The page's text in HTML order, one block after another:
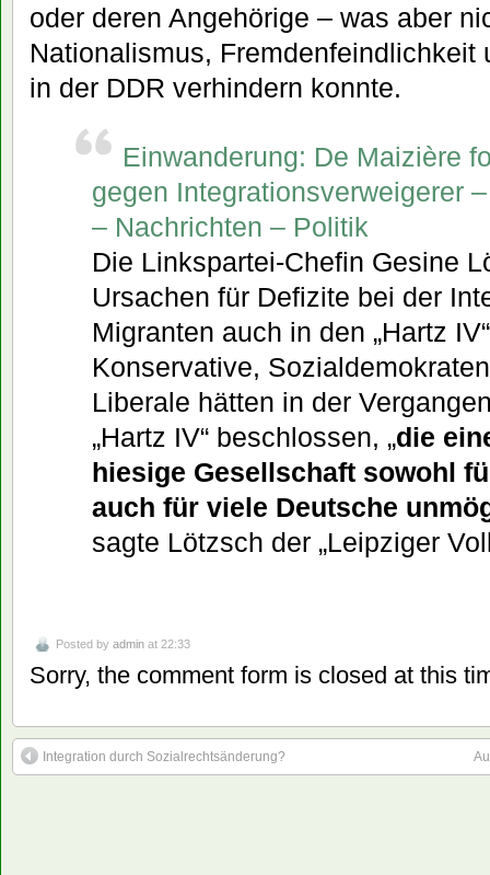
oder deren Angehörige – was aber
Nationalismus, Fremdenfeindlichkeit
in der DDR verhindern konnte.
Einwanderung: De Maizière
gegen Integrationsverweigerer
– Nachrichten – Politik
Die Linkspartei-Chefin Gesine
Ursachen für Defizite bei der
Migranten auch in den „Hartz
Konservative,
Liberale hätten in der
„Hartz IV“ beschlossen, „die
hiesige Gesellschaft sowohl
auch für viele Deutsche
sagte Lötzsch der „Leipziger
Posted by admin at 22:33
Sorry, the comment form is closed at this
Integration durch Sozialrechtsänderung?